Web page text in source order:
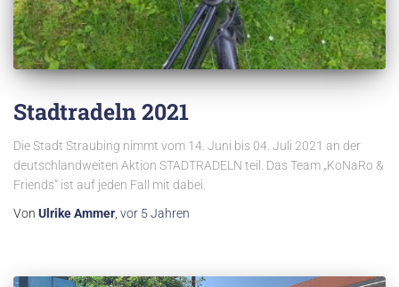
Stadtradeln 2021
Die Stadt Straubing nimmt vom 14. Juni bis 04. Juli 2021 an der
deutschlandweiten Aktion STADTRADELN teil. Das Team „KoNaRo &
Friends“ ist auf jeden Fall mit dabei.
Von Ulrike Ammer vor 5 Jahren